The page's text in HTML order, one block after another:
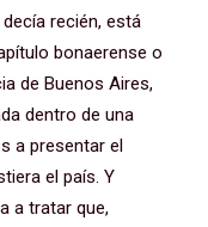
recién, está
bonaerense o
de Buenos Aires,
dentro de una
a presentar el
el país. Y
a tratar que,